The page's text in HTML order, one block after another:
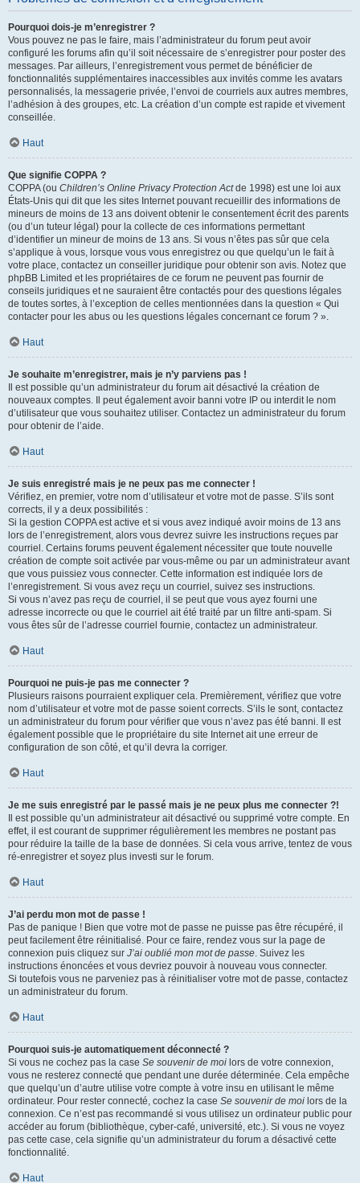
Pourquoi dois-je m’enregistrer ?
Vous pouvez ne pas le faire, mais l’administrateur du forum peut avoir
configuré les forums afin qu’il soit nécessaire de s’enregistrer pour poster des
messages. Par ailleurs, l’enregistrement vous permet de bénéficier de
fonctionnalités supplémentaires inaccessibles aux invités comme les avatars
personnalisés, la messagerie privée, l’envoi de courriels aux autres membres,
l’adhésion à des groupes, etc. La création d’un compte est rapide et vivement
conseillée.
Haut
Que signifie COPPA ?
COPPA (ou Children’s Online Privacy Protection Actde 1998) est une loi aux
États-Unis qui dit que les sites Internet pouvant recueillir des informations de
mineurs de moins de 13 ans doivent obtenir le consentement écrit des parents
(ou d’un tuteur légal) pour la collecte de ces informations permettant
d’identifier un mineur de moins de 13 ans. Si vous n’êtes pas sûr que cela
s’applique à vous, lorsque vous vous enregistrez ou que quelqu’un le fait à
votre place, contactez un conseiller juridique pour obtenir son avis. Notez que
phpBB Limited et les propriétaires de ce forum ne peuvent pas fournir de
conseils juridiques et ne sauraient être contactés pour des questions légales
de toutes sortes, à l’exception de celles mentionnées dans la question « Qui
contacter pour les abus ou les questions légales concernant ce forum ? ».
Haut
Je souhaite m’enregistrer, mais je n’y parviens pas !
Il est possible qu’un administrateur du forum ait désactivé la création de
nouveaux comptes. Il peut également avoir banni votre IP ou interdit le nom
d’utilisateur que vous souhaitez utiliser. Contactez un administrateur du forum
pour obtenir de l’aide.
Haut
Je suis enregistré mais je ne peux pas me connecter !
Vérifiez, en premier, votre nom d’utilisateur et votre mot de passe. S’ils sont
corrects, il y a deux possibilités :
Si la gestion COPPA est active et si vous avez indiqué avoir moins de 13 ans
lors de l’enregistrement, alors vous devrez suivre les instructions reçues par
courriel. Certains forums peuvent également nécessiter que toute nouvelle
création de compte soit activée par vous-même ou par un administrateur avant
que vous puissiez vous connecter. Cette information est indiquée lors de
l’enregistrement. Si vous avez reçu un courriel, suivez ses instructions.
Si vous n’avez pas reçu de courriel, il se peut que vous ayez fourni une
adresse incorrecte ou que le courriel ait été traité par un filtre anti-spam. Si
vous êtes sûr de l’adresse courriel fournie, contactez un administrateur.
Haut
Pourquoi ne puis-je pas me connecter ?
Plusieurs raisons pourraient expliquer cela. Premièrement, vérifiez que votre
nom d’utilisateur et votre mot de passe soient corrects. S’ils le sont, contactez
un administrateur du forum pour vérifier que vous n’avez pas été banni. Il est
également possible que le propriétaire du site Internet ait une erreur de
configuration de son côté, et qu’il devra la corriger.
Haut
Je me suis enregistré par le passé mais je ne peux plus me connecter ?!
Il est possible qu’un administrateur ait désactivé ou supprimé votre compte. En
effet, il est courant de supprimer régulièrement les membres ne postant pas
pour réduire la taille de la base de données. Si cela vous arrive, tentez de vous
ré-enregistrer et soyez plus investi sur le forum.
Haut
J’ai perdu mon mot de passe !
Pas de panique ! Bien que votre mot de passe ne puisse pas être récupéré, il
peut facilement être réinitialisé. Pour ce faire, rendez vous sur la page de
connexion puis cliquez sur J’ai oublié mon mot de passe. Suivez les
instructions énoncées et vous devriez pouvoir à nouveau vous connecter.
Si toutefois vous ne parveniez pas à réinitialiser votre mot de passe, contactez
un administrateur du forum.
Haut
Pourquoi suis-je automatiquement déconnecté ?
Si vous ne cochez pas la case Se souvenir de moi lors de votre connexion,
vous ne resterez connecté que pendant une durée déterminée. Cela empêche
que quelqu’un d’autre utilise votre compte à votre insu en utilisant le même
ordinateur. Pour rester connecté, cochez la case Se souvenir de moi lors de la
connexion. Ce n’est pas recommandé si vous utilisez un ordinateur public pour
accéder au forum (bibliothèque, cyber-café, université, etc.). Si vous ne voyez
pas cette case, cela signifie qu’un administrateur du forum a désactivé cette
fonctionnalité.
Haut